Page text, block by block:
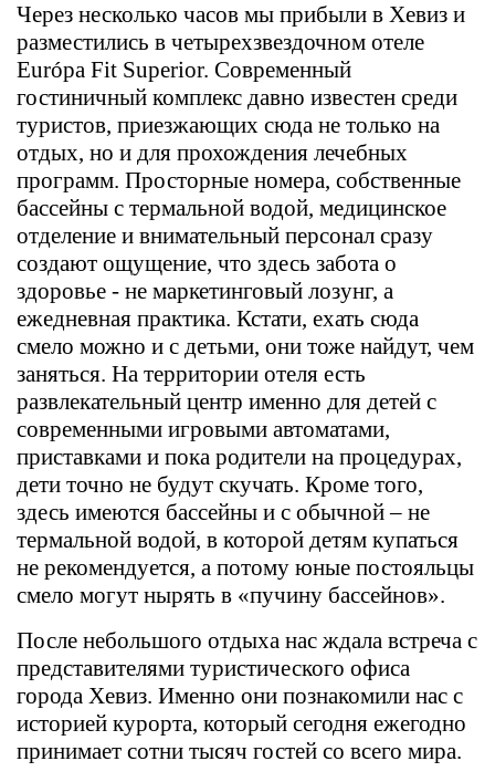
Через несколько часов мы прибыли в Хевиз и
разместились в четырехзвездочном отеле
Európa Fit Superior. Современный
гостиничный комплекс давно известен среди
туристов, приезжающих сюда не только на
отдых, но и для прохождения лечебных
программ. Просторные номера, собственные
бассейны с термальной водой, медицинское
отделение и внимательный персонал сразу
создают ощущение, что здесь забота о
здоровье - не маркетинговый лозунг, а
ежедневная практика. Кстати, ехать сюда
смело можно и с детьми, они тоже найдут, чем
заняться. На территории отеля есть
развлекательный центр именно для детей с
современными игровыми автоматами,
приставками и пока родители на процедурах,
дети точно не будут скучать. Кроме того,
здесь имеются бассейны и с обычной – не
термальной водой, в которой детям купаться
не рекомендуется, а потому юные постояльцы
смело могут нырять в «пучину бассейнов».
После небольшого отдыха нас ждала встреча с
представителями туристического офиса
города Хевиз. Именно они познакомили нас с
историей курорта, который сегодня ежегодно
принимает сотни тысяч гостей со всего мира.